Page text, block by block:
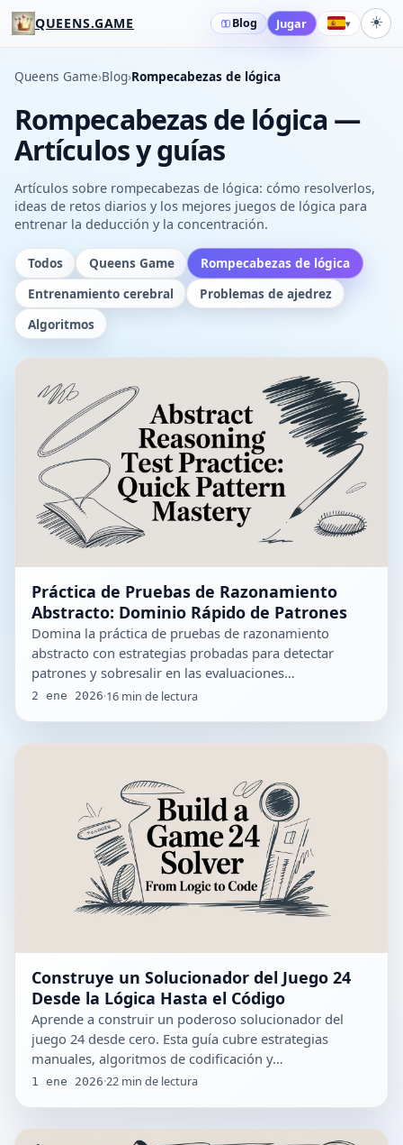
QUEENS.GAME Blog Jugar ▾ ☀️
Queens Game›Blog›Rompecabezas de lógica
Rompecabezas de lógica —
Artículos y guías
Artículos sobre rompecabezas de lógica: cómo resolverlos,
ideas de retos diarios y los mejores juegos de lógica para
entrenar la deducción y la concentración.
Todos Queens Game
Rompecabezas de lógica
Entrenamiento cerebral
Problemas de ajedrez
Algoritmos
Práctica de Pruebas de Razonamiento
Abstracto: Dominio Rápido de Patrones
Domina la práctica de pruebas de razonamiento
abstracto con estrategias probadas para detectar
patrones y sobresalir en las evaluaciones…
2 ene 2026·16 min de lectura
Construye un Solucionador del Juego 24
Desde la Lógica Hasta el Código
Aprende a construir un poderoso solucionador del
juego 24 desde cero. Esta guía cubre estrategias
manuales, algoritmos de codificación y…
1 ene 2026·22 min de lectura